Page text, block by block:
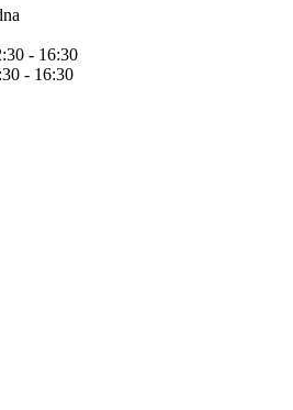
- 16:30
- 16:30